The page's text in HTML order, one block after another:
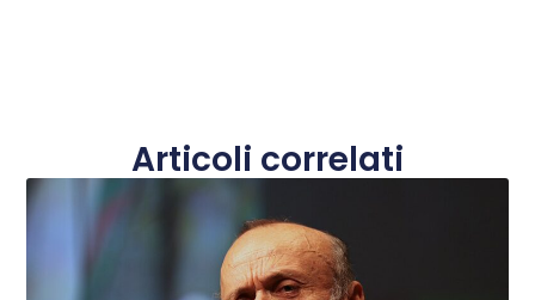
Articoli correlati